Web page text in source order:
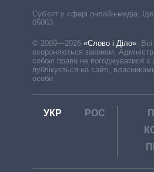
Cуб'єкт у сфері онлайн-медіа.
05063
© 2009—2026 «Слово і Діло»
охороняються законом.
собою право не погоджуватися з
публікується на сайті,
особи.
УКР РОС